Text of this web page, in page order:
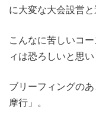
に大変な大会設営と
こんなに苦しいコ
ィは恐ろしいと思
ブリーフィングの
摩行」。